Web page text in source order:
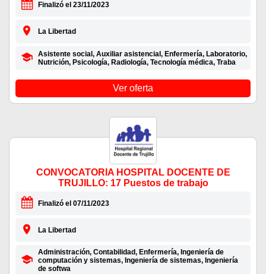
Finalizó el 23/11/2023
La Libertad
Asistente social, Auxiliar asistencial, Enfermería, Laboratorio,
Nutrición, Psicología, Radiología, Tecnología médica, Traba
Ver oferta
CONVOCATORIA HOSPITAL DOCENTE DE
TRUJILLO: 17 Puestos de trabajo
Finalizó el 07/11/2023
La Libertad
Administración, Contabilidad, Enfermería, Ingeniería de
computación y sistemas, Ingeniería de sistemas, Ingeniería
de softwa